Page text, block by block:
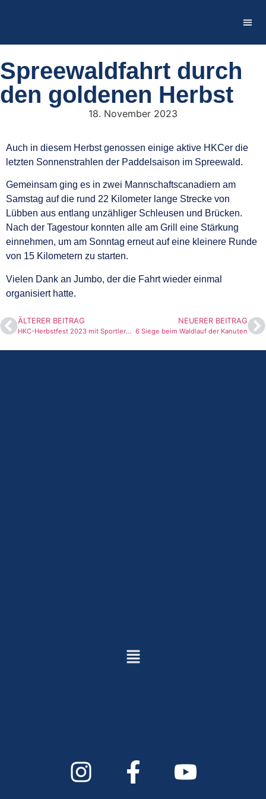
Spreewaldfahrt durch
den goldenen Herbst
18. November 2023
Auch in diesem Herbst genossen einige aktive HKCer die
letzten Sonnenstrahlen der Paddelsaison im Spreewald.
Gemeinsam ging es in zwei Mannschaftscanadiern am
Samstag auf die rund 22 Kilometer lange Strecke von
Lübben aus entlang unzähliger Schleusen und Brücken.
Nach der Tagestour konnten alle am Grill eine Stärkung
einnehmen, um am Sonntag erneut auf eine kleinere Runde
von 15 Kilometern zu starten.
Vielen Dank an Jumbo, der die Fahrt wieder einmal
organisiert hatte.
ÄLTERER BEITRAG
HKC-Herbstfest 2023 mit Sportlerehrung
NEUERER BEITRAG
6 Siege beim Waldlauf der Kanuten